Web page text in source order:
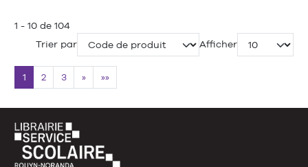
1 - 10 de 104
Trier par
Afficher
1 2 3 » »»